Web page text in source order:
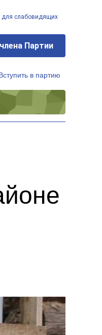
для слабовидящих
Партии
в партию